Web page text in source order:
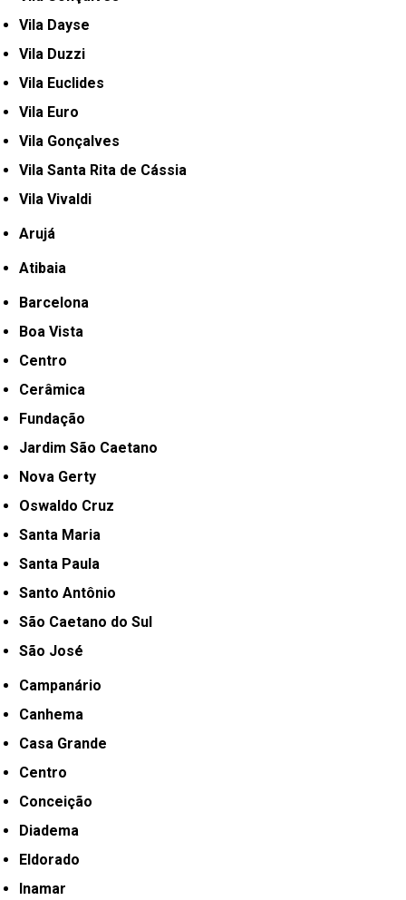
Vila Dayse
Vila Duzzi
Vila Euclides
Vila Euro
Vila Gonçalves
Vila Santa Rita de Cássia
Vila Vivaldi
Arujá
Atibaia
Barcelona
Boa Vista
Centro
Cerâmica
Fundação
Jardim São Caetano
Nova Gerty
Oswaldo Cruz
Santa Maria
Santa Paula
Santo Antônio
São Caetano do Sul
São José
Campanário
Canhema
Casa Grande
Centro
Conceição
Diadema
Eldorado
Inamar